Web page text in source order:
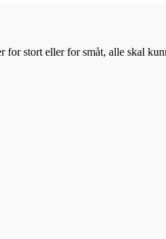
for stort eller for småt, alle skal